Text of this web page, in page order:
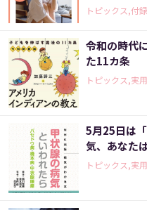
トピックス,付
令和の時代
た11カ条
トピックス,実
5月25日は
気、あなた
トピックス,実